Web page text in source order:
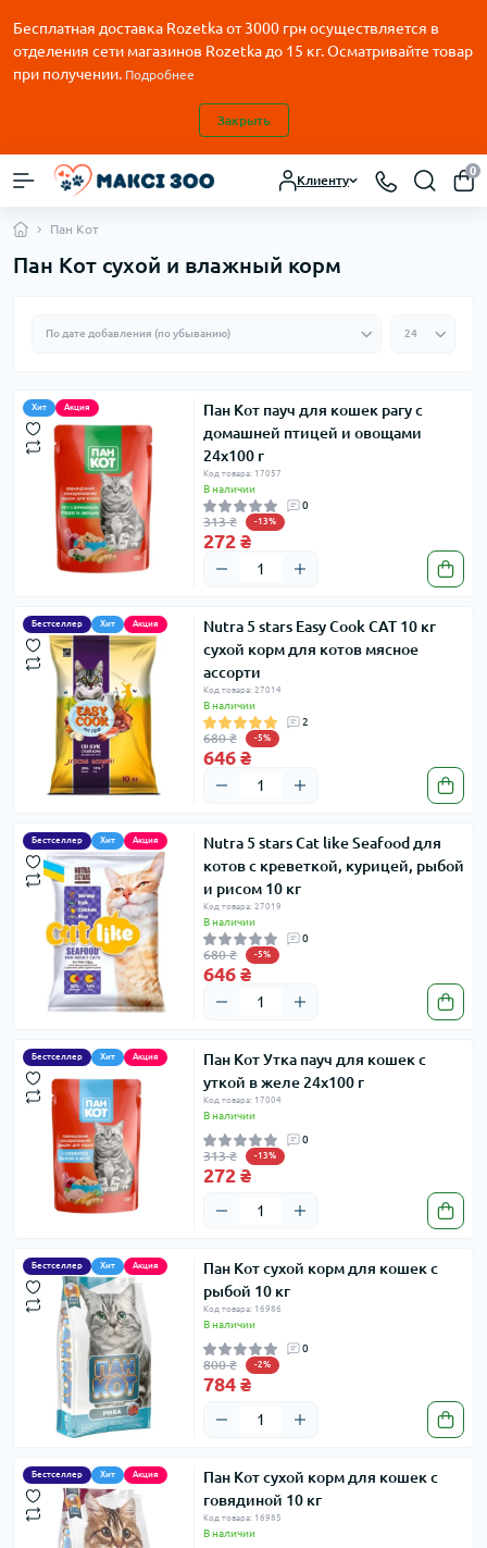
Бесплатная доставка Rozetka от3000 грн осуществляется в
отделения сети магазинов Rozetka до 15 кг. Осматривайте товар
при получении. Подробнее
Закрыть
Клиенту
0
Пан Кот
Пан Кот сухой и влажный корм
Хит Акция
Пан Кот пауч для кошек рагу с
домашней птицей и овощами
24х100 г
Код товара: 17057
В наличии
0
313 ₴ -13%
272 ₴
Бестселлер Хит Акция
Nutra 5 stars Easy Cook CAT 10 кг
сухой корм для котов мясное
ассорти
Код товара: 27014
В наличии
2
680 ₴ -5%
646 ₴
Бестселлер Хит Акция
Nutra 5 stars Cat like Seafood для
котов с креветкой, курицей, рыбой
и рисом 10 кг
Код товара: 27019
В наличии
0
680 ₴ -5%
646 ₴
Бестселлер Хит Акция
Пан Кот Утка пауч для кошек с
уткой в желе 24х100 г
Код товара: 17004
В наличии
0
313 ₴ -13%
272 ₴
Бестселлер Хит Акция
Пан Кот сухой корм для кошек с
рыбой 10 кг
Код товара: 16986
В наличии
0
800 ₴ -2%
784 ₴
Бестселлер Хит Акция
Пан Кот сухой корм для кошек с
говядиной 10 кг
Код товара: 16985
В наличии